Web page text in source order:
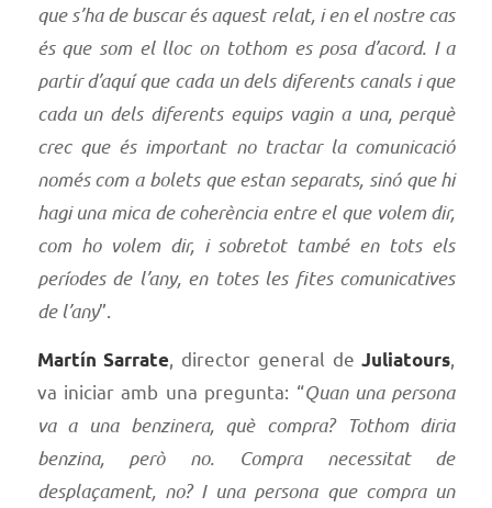
que s’ha de buscar és aquest relat, i en el nostre cas
és que som el lloc on tothom es posa d’acord. I a
partir d’aquí que cada un dels diferents canals i que
cada un dels diferents equips vagin a una, perquè
crec que és important no tractar la comunicació
només com a bolets que estan separats, sinó que hi
hagi una mica de coherència entre el que volem dir,
com ho volem dir, i sobretot també en tots els
períodes de l’any, en totes les fites comunicatives
de l’any”.
Martín Sarrate, director general deJuliatours,
va iniciar amb una pregunta: “Quan una persona
va a una benzinera, què compra? Tothom diria
benzina, però no. Compra necessitat de
desplaçament, no? I una persona que compra un